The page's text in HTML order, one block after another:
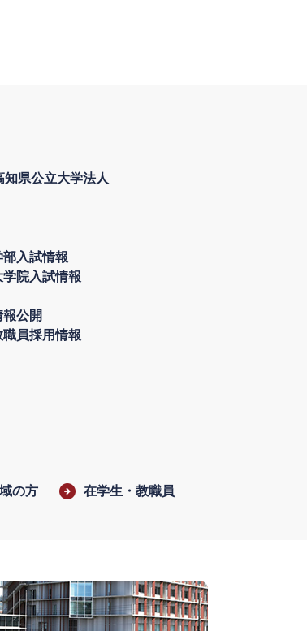
知県公立大学法人
部入試情報
学院入試情報
報公開
職員採用情報
の方 在学生・教職員